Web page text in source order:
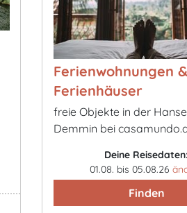
Ferienwohnungen &
Ferienhäuser
freie Objekte in der
Demmin bei
Deine
01.08. bis 05.08.26
Finden